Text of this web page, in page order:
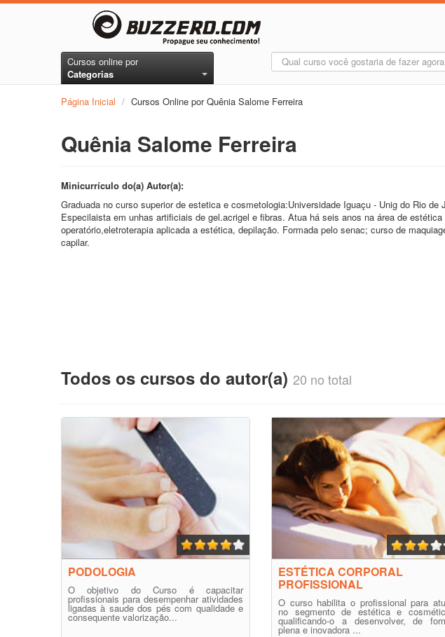
Cursos online por
Categorias
Página Inicial / Cursos Online por Quênia Salome Ferreira
Quênia Salome Ferreira
Minicurrículo do(a) Autor(a):
Graduada no curso superior de estetica e cosmetologia:Universidade Iguaçu - Unig do Rio
Especilaista em unhas artificiais de gel.acrigel e fibras. Atua há seis anos na área de
operatório,eletroterapia aplicada a estética, depilação. Formada pelo senac; curso de
capilar.
Todos os cursos do autor(a) 20 no total
PODOLOGIA
O objetivo do Curso é capacitar
profissionais para desempenhar atividades
ligadas à saude dos pés com qualidade e
consequente valorização...
ESTÉTICA CORPORAL
PROFISSIONAL
O curso habilita o profissional para
no segmento de estética e
qualificando-o a desenvolver, de
plena e inovadora ...